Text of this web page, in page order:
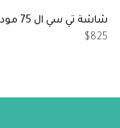
شاشة تي سي ال 75 موديلV6D
$825